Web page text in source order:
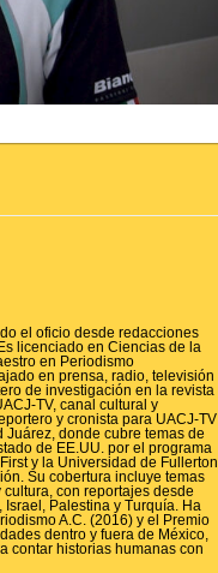
el oficio desde redacciones
licenciado en Ciencias de la
en Periodismo
en prensa, radio, televisión
de investigación en la revista
TV, canal cultural y
y cronista para UACJ-TV
donde cubre temas de
de EE.UU. por el programa
y la Universidad de Fullerton
Su cobertura incluye temas
con reportajes desde
Palestina y Turquía. Ha
A.C. (2016) y el Premio
dentro y fuera de México,
contar historias humanas con